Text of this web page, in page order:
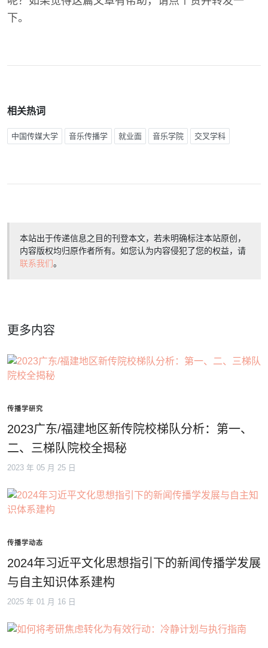
下。
相关热词
中国传媒大学 音乐传播学 就业面 音乐学院 交叉学科
本站出于传递信息之目的刊登本文，若未明确标注本站原创，
内容版权均归原作者所有。如您认为内容侵犯了您的权益，请
联系我们。
更多内容
传播学研究
2023广东/福建地区新传院校梯队分析：第一、
二、三梯队院校全揭秘
2023 年 05 月 25 日
传播学动态
2024年习近平文化思想指引下的新闻传播学发展
与自主知识体系建构
2025 年 01 月 16 日